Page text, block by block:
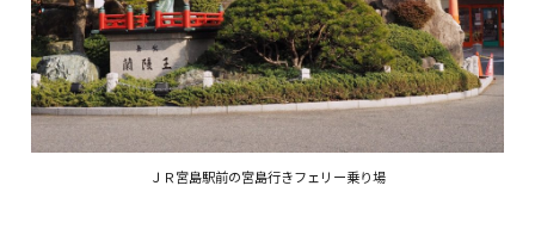
ＪＲ宮島駅前の宮島行きフェリー乗り場